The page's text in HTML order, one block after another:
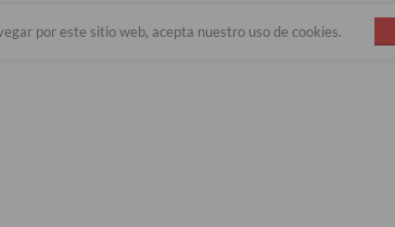
por este sitio web, acepta nuestro uso de cookies.